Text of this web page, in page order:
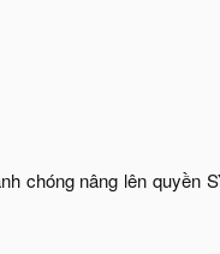
chóng nâng lên quyền